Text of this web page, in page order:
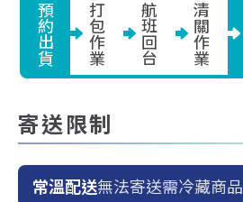
預約出貨 打包作業 航班回台 清關作業
寄送限制
常溫配送無法寄送需冷藏商品